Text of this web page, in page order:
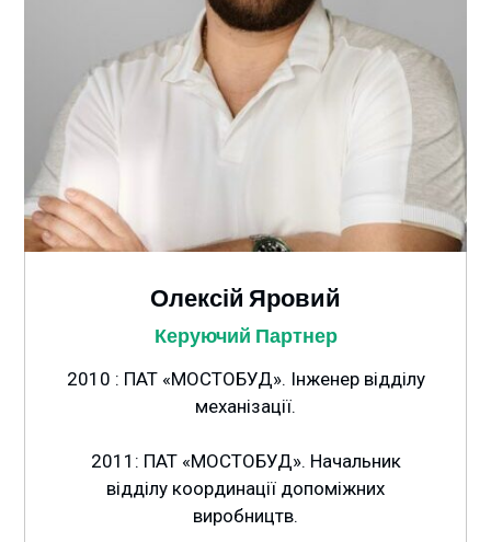
Олексій Яровий
Керуючий Партнер
2010 : ПАТ «МОСТОБУД». Інженер відділу
механізації.
2011: ПАТ «МОСТОБУД». Начальник
відділу координації допоміжних
виробництв.